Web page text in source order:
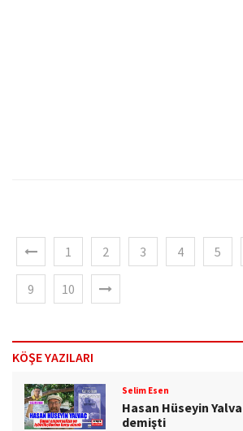
1 2 3 4 5
9 10
KÖŞE YAZILARI
Selim Esen
Hasan Hüseyin
demişti